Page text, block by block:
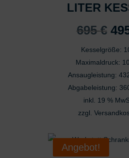
LITER
695€
Kesselgröße:
Maximaldruck:
Ansaugleistung:
Abgabeleistung:
inkl. 19 %
zzgl.
Angebot!